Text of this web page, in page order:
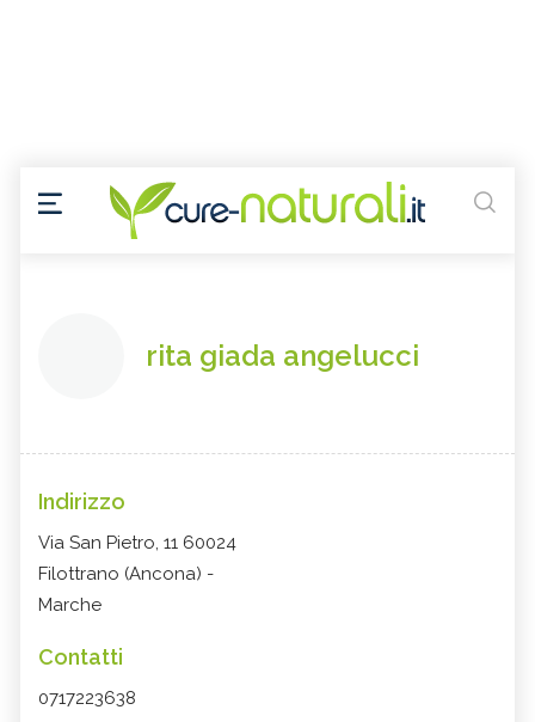
rita giada angelucci
Indirizzo
Via San Pietro, 11 60024
Filottrano (Ancona) -
Marche
Contatti
0717223638